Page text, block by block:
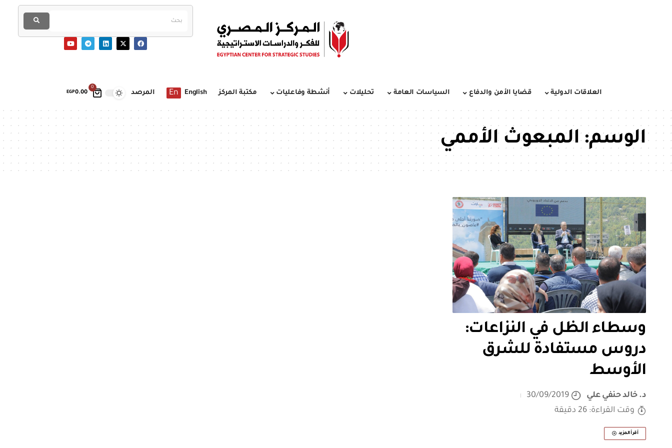
0
EGP0.00 العلاقات الدولية قضايا الأمن والدفاع السياسات العامة تحليلات أنشطة وفاعليات مكتبة المركز English
En المرصد
الوسم:المبعوث الأممي
وسطاء الظل في النزاعات:
دروس مستفادة للشرق
الأوسط
د. خالد حنفي علي
30/09/2019
وقت القراءة: 26 دقيقة
أقرأ المزيد